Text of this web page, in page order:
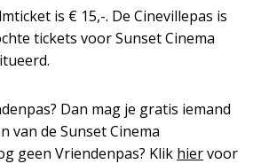
is € 15,-. De Cinevillepas is
tickets voor Sunset Cinema
Dan mag je gratis iemand
van de Sunset Cinema
geen Vriendenpas? Klik hiervoor